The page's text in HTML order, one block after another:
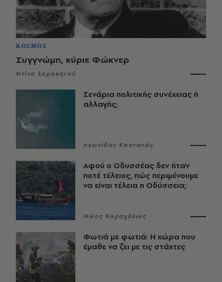
ΚΟΣΜΟΣ
Συγγνώμη, κύριε Φώκνερ
Ντίνα Σαρακηνού
Σενάρια πολιτικής συνέχειας ή
αλλαγής;
Λεωνίδας Καστανάς
Αφού ο Οδυσσέας δεν ήταν
ποτέ τέλειος, πώς περιμένουμε
να είναι τέλεια η Οδύσσεια;
Νίκος Καραχάλιος
Φωτιά με φωτιά: Η χώρα που
έμαθε να ζει με τις στάχτες